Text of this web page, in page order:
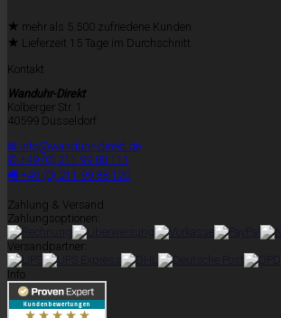
★ mehr als 5.500 zufriedene Kunden
★ Lieferzeit 15 Tage im Durchschnitt
Kontakt
Wanduhr-Direkt
Kolberger Str. 1
40599 Düsseldorf
✉ info@wanduhr-direkt.de
✆ +49 (0) 211 99 88 111
🖷 +49 (0) 211 99 88 120
Zahlung & Versand
Zahlungsoptionen:
Versandpartner:
Info